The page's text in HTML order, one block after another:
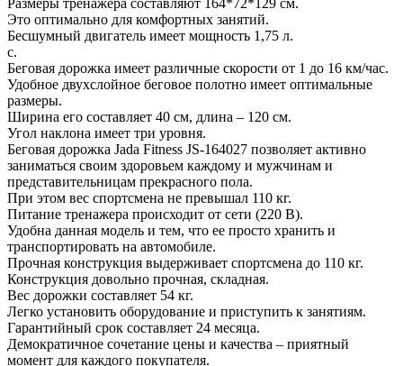
Это оптимально для комфортных занятий.
Бесшумный двигатель имеет мощность 1,75 л.
с.
Беговая дорожка имеет различные скорости от 1 до 16 км/час.
Удобное двухслойное беговое полотно имеет оптимальные
размеры.
Ширина его составляет 40 см, длина – 120 см.
Угол наклона имеет три уровня.
Беговая дорожка Jada Fitness JS-164027 позволяет активно
заниматься своим здоровьем каждому и мужчинам и
представительницам прекрасного пола.
При этом вес спортсмена не превышал 110 кг.
Питание тренажера происходит от сети (220 В).
Удобна данная модель и тем, что ее просто хранить и
транспортировать на автомобиле.
Прочная конструкция выдерживает спортсмена до 110 кг.
Конструкция довольно прочная, складная.
Вес дорожки составляет 54 кг.
Легко установить оборудование и приступить к занятиям.
Гарантийный срок составляет 24 месяца.
Демократичное сочетание цены и качества – приятный
момент для каждого покупателя.